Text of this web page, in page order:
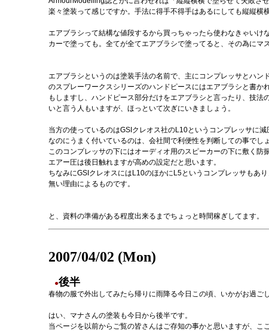
楽々塗装って感じですか。手法に得手不得手はあるにしても縦縦横
エアブラシって結構な値段するから買っちゃったら使わなきゃい
カーで塗っても。全てが全てエアブラシで塗ってると、その為にマ
エアブラシというのは塗装手法の名前で、主にコンプレッサとハ
のスプレーワークスシリーズのハンドピースにはエアブラシと書
もしますし、ハンドピース部分だけをエアブラシと言ったり、技
いと言う人もいますが、ほっといて次ぎにいきましょう。
当方の使っているのはGSIクレオス社のL10というコンプレッサに
なのにうまく付いているのは、会社間で利便性を判断しての事でし
このコンプレッサの下にはオーディオ用のスピーカーの下に敷く防
エアー圧は後日触れますが高めの設定だと思います。
ちなみにGSIクレオスにはL10のほかにL5というコンプレッサもあ
無い理由によるものです。
と、資料の準備がある程度出来るまでちょっと時間稼ぎしてます。
2007/04/02 (Mon)
●後半
春物の服で外出してみたら帰りに雨降る今日この頃、いかがお過ご
はい、マナさんの塗装も今日から後半です。
当ページを以前からご覧の皆さんはご存知の事かと思いますが、